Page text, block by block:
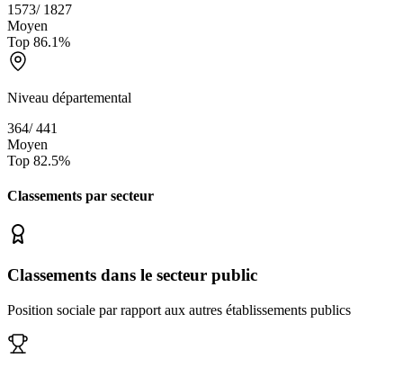
1573/ 1827
Moyen
Top 86.1%
Niveau départemental
364/441
Moyen
Top 82.5%
Classements par secteur
Classements dans le secteur public
Position sociale par rapport aux autres établissements publics